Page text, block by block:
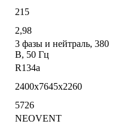
215
2,98
3 фазы и нейтраль, 380
В, 50 Гц
R134a
2400x7645x2260
5726
NEOVENT